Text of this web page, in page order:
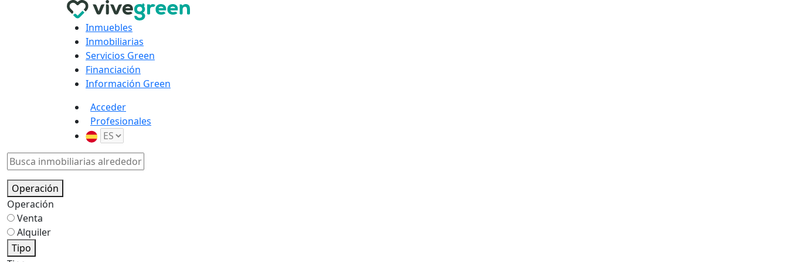
Inmuebles
Inmobiliarias
Servicios Green
Financiación
Información Green
Acceder
Profesionales
Operación
Operación
Venta
Alquiler
Tipo